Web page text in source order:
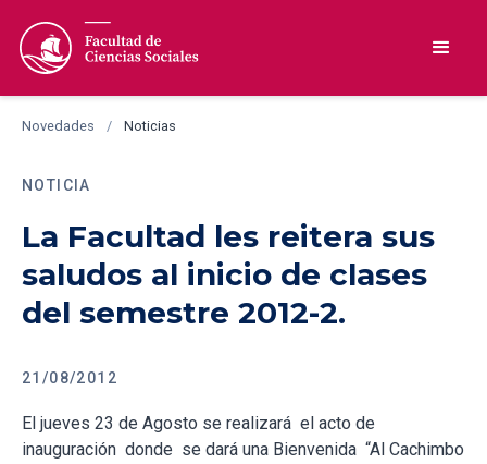
Novedades / Noticias
NOTICIA
La Facultad les reitera sus
saludos al inicio de clases
del semestre 2012-2.
21/08/2012
El jueves 23 de Agosto se realizará el acto de
inauguración donde se dará una Bienvenida “Al Cachimbo